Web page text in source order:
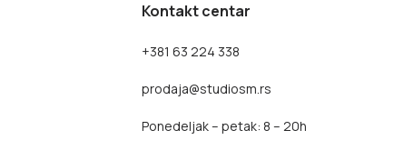
Kontakt centar
+381 63 224 338
prodaja@studiosm.rs
Ponedeljak – petak: 8 – 20h